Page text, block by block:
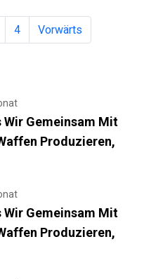
4 Vorwärts
Wir Gemeinsam Mit
Produzieren,
Wir Gemeinsam Mit
Produzieren,